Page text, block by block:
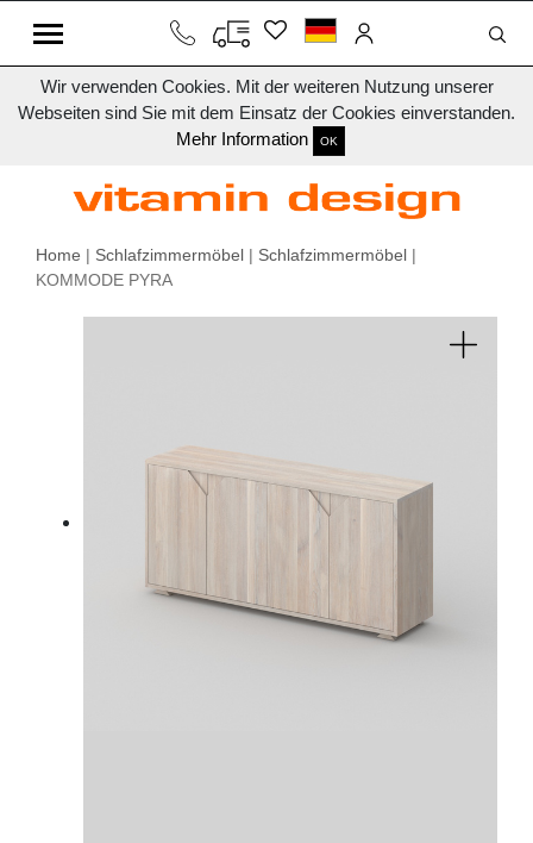
Wir verwenden Cookies. Mit der weiteren Nutzung unserer
Webseiten sind Sie mit dem Einsatz der Cookies einverstanden.
Mehr Information
OK
Home | Schlafzimmermöbel | Schlafzimmermöbel |
KOMMODE PYRA